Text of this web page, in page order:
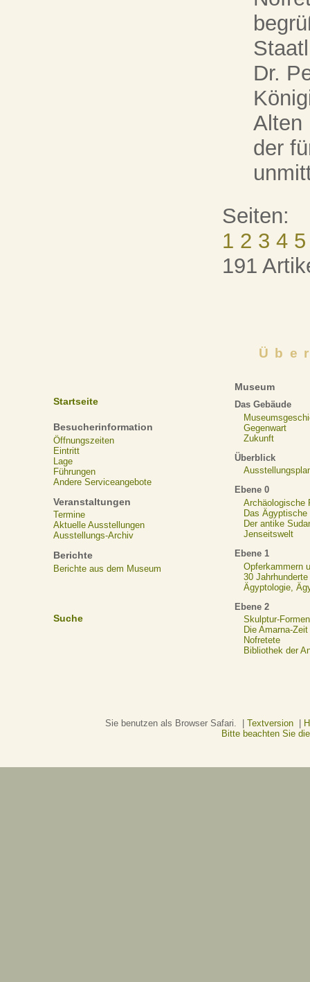
Dr.
Alten
der
Seiten:
1 2 3 4 5
191
Startseite
Besucherinformation
Öffnungszeiten
Eintritt
Lage
Führungen
Andere Serviceangebote
Veranstaltungen
Termine
Aktuelle Ausstellungen
Ausstellungs-Archiv
Berichte
Berichte aus dem Museum
Suche
Museum
Das Gebäude
Gegenwart
Zukunft
Überblick
Ebene 0
Archäologische
Das Ägyptische
Der antike
Jenseitswelt
Ebene 1
Opferkammern
30
Ägyptologie,
Ebene 2
Skulptur-Formen
Die Amarna-Zeit
Nofretete
Bibliothek der
Sie benutzen als Browser Safari. | Textversion|
Bitte beachten Sie